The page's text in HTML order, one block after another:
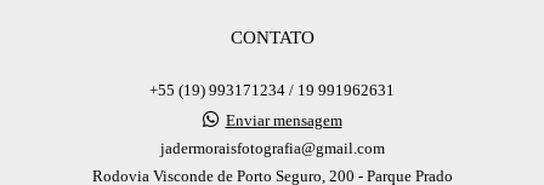
CONTATO
+55 (19) 993171234 / 19 991962631
Enviar mensagem
jadermoraisfotografia@gmail.com
Rodovia Visconde de Porto Seguro, 200 - Parque Prado